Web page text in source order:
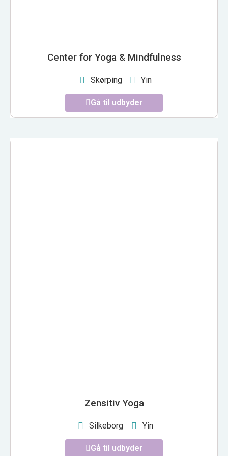
Center for Yoga & Mindfulness
Skørping Yin
Gå til udbyder
Zensitiv Yoga
Silkeborg Yin
Gå til udbyder